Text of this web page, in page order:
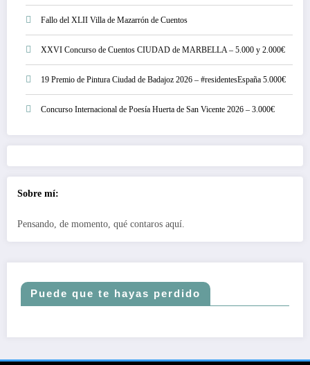
Fallo del XLII Villa de Mazarrón de Cuentos
XXVI Concurso de Cuentos CIUDAD de MARBELLA – 5.000 y 2.000€
19 Premio de Pintura Ciudad de Badajoz 2026 – #residentesEspaña 5.000€
Concurso Internacional de Poesía Huerta de San Vicente 2026 – 3.000€
Sobre mí:
Pensando, de momento, qué contaros aquí.
Puede que te hayas perdido